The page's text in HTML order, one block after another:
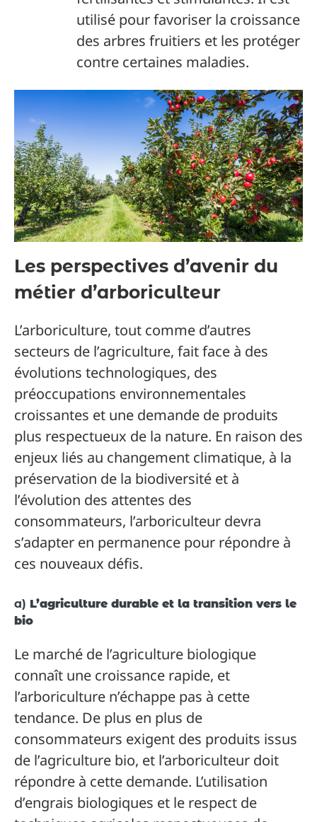
utilisé pour favoriser la croissance
des arbres fruitiers et les protéger
contre certaines maladies.
Les perspectives d’avenir du
métier d’arboriculteur
L’arboriculture, tout comme d’autres
secteurs de l’agriculture, fait face à des
évolutions technologiques, des
préoccupations environnementales
croissantes et une demande de produits
plus respectueux de la nature. En raison des
enjeux liés au changement climatique, à la
préservation de la biodiversité et à
l’évolution des attentes des
consommateurs, l’arboriculteur devra
s’adapter en permanence pour répondre à
ces nouveaux défis.
a) L’agriculture durable et la transition vers le
bio
Le marché de l’agriculture biologique
connaît une croissance rapide, et
l’arboriculture n’échappe pas à cette
tendance. De plus en plus de
consommateurs exigent des produits issus
de l’agriculture bio, et l’arboriculteur doit
répondre à cette demande. L’utilisation
d’engrais biologiques et le respect de